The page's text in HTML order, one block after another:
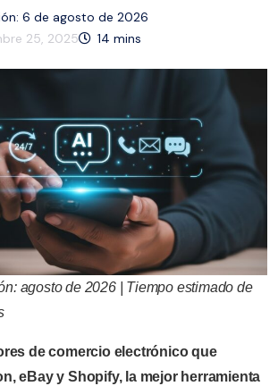
6 de agosto de 2026
25, 2025 14 mins
agosto de 2026 | Tiempo estimado de
de comercio electrónico que
eBay y Shopify, la mejor herramienta